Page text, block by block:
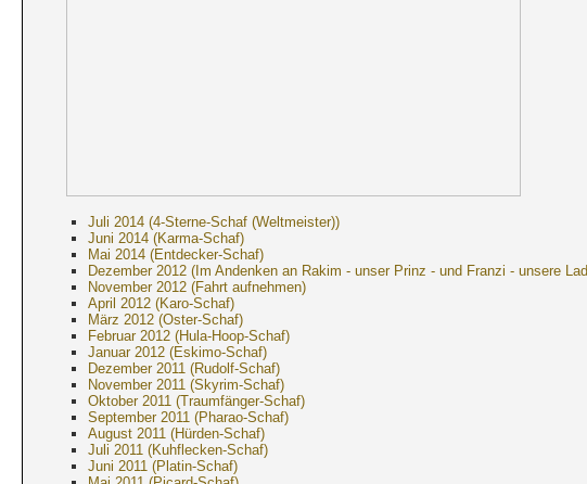
Juli 2014 (4-Sterne-Schaf (Weltmeister))
Juni 2014 (Karma-Schaf)
Mai 2014 (Entdecker-Schaf)
Dezember 2012 (Im Andenken an Rakim - unser Prinz - und Franzi - unsere
November 2012 (Fahrt aufnehmen)
April 2012 (Karo-Schaf)
März 2012 (Oster-Schaf)
Februar 2012 (Hula-Hoop-Schaf)
Januar 2012 (Eskimo-Schaf)
Dezember 2011 (Rudolf-Schaf)
November 2011 (Skyrim-Schaf)
Oktober 2011 (Traumfänger-Schaf)
September 2011 (Pharao-Schaf)
August 2011 (Hürden-Schaf)
Juli 2011 (Kuhflecken-Schaf)
Juni 2011 (Platin-Schaf)